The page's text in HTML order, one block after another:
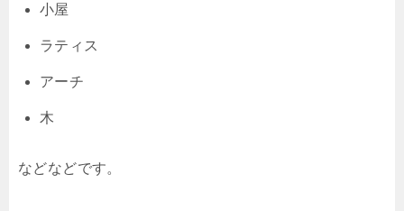
小屋
ラティス
アーチ
木
などなどです。